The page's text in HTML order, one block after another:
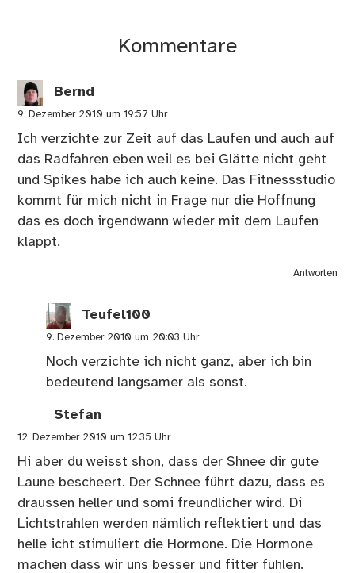
Kommentare
Bernd
9. Dezember 2010 um 19:57 Uhr
Ich verzichte zur Zeit auf das Laufen und auch auf
das Radfahren eben weil es bei Glätte nicht geht
und Spikes habe ich auch keine. Das Fitnessstudio
kommt für mich nicht in Frage nur die Hoffnung
das es doch irgendwann wieder mit dem Laufen
klappt.
Antworten
Teufel100
9. Dezember 2010 um 20:03 Uhr
Noch verzichte ich nicht ganz, aber ich bin
bedeutend langsamer als sonst.
Stefan
12. Dezember 2010 um 12:35 Uhr
Hi aber du weisst shon, dass der Shnee dir gute
Laune bescheert. Der Schnee führt dazu, dass es
draussen heller und somi freundlicher wird. Di
Lichtstrahlen werden nämlich reflektiert und das
helle icht stimuliert die Hormone. Die Hormone
machen dass wir uns besser und fitter fühlen.